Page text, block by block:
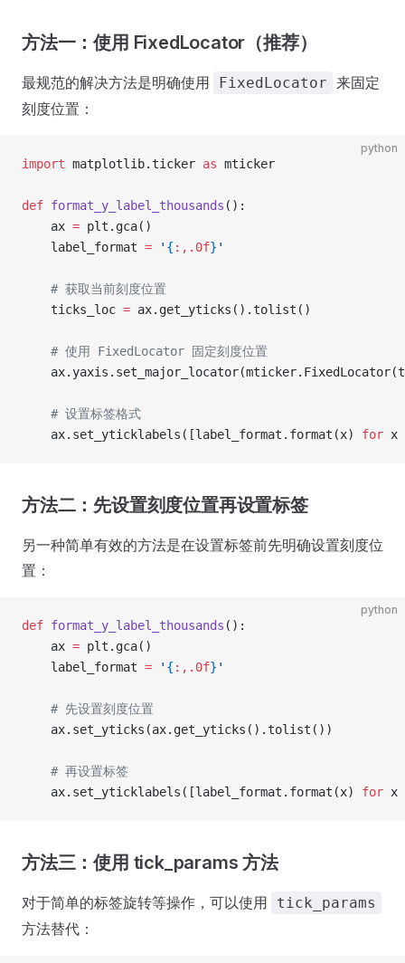
方法一：使用 FixedLocator（推荐）
最规范的解决方法是明确使用 FixedLocator 来固定
刻度位置：
python
import matplotlib.ticker as mticker
def format_y_label_thousands ():
    ax
= plt.gca()
    label_format
= ' { :,.0f} '
    # 获取当前刻度位置
    ticks_loc
= ax.get_yticks().tolist()
    # 使用 FixedLocator 固定刻度位置
    # 设置标签格式
    ax.set_yticklabels([label_format.format(x)
for x
方法二：先设置刻度位置再设置标签
另一种简单有效的方法是在设置标签前先明确设置刻度位
置：
python
def format_y_label_thousands ():
    ax
= plt.gca()
    label_format
= ' { :,.0f} '
    # 先设置刻度位置
    ax.set_yticks(ax.get_yticks().tolist())
    # 再设置标签
    ax.set_yticklabels([label_format.format(x)
for x
方法三：使用 tick_params 方法
对于简单的标签旋转等操作，可以使用 tick_params
方法替代：